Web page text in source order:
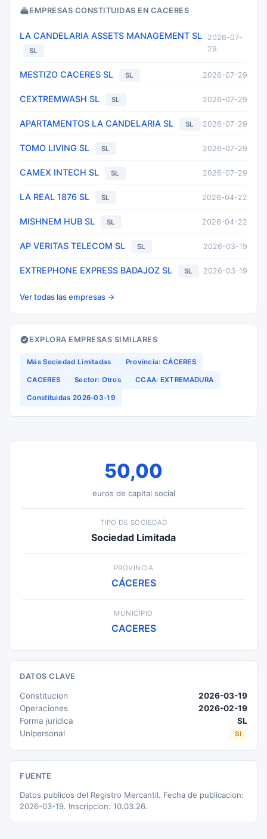
EMPRESAS CONSTITUIDAS EN CACERES
LA CANDELARIA ASSETS MANAGEMENT SL
SL
2026-07-
29
MESTIZO CACERES SL SL 2026-07-29
CEXTREMWASH SL SL 2026-07-29
APARTAMENTOS LA CANDELARIA SL SL 2026-07-29
TOMO LIVING SL SL 2026-07-29
CAMEX INTECH SL SL 2026-07-29
LA REAL 1876 SL SL 2026-04-22
MISHNEM HUB SL SL 2026-04-22
AP VERITAS TELECOM SL SL 2026-03-19
EXTREPHONE EXPRESS BADAJOZ SL SL 2026-03-19
Ver todas las empresas →
EXPLORA EMPRESAS SIMILARES
Más Sociedad Limitadas Provincia: CÁCERES
CACERES Sector: Otros CCAA: EXTREMADURA
Constituidas 2026-03-19
50,00
euros de capital social
TIPO DE SOCIEDAD
Sociedad Limitada
PROVINCIA
CÁCERES
MUNICIPIO
CACERES
DATOS CLAVE
Constitucion
2026-03-19
Operaciones
2026-02-19
Forma juridica
SL
Unipersonal
SI
FUENTE
Datos publicos del Registro Mercantil. Fecha de publicacion:
2026-03-19. Inscripcion: 10.03.26.